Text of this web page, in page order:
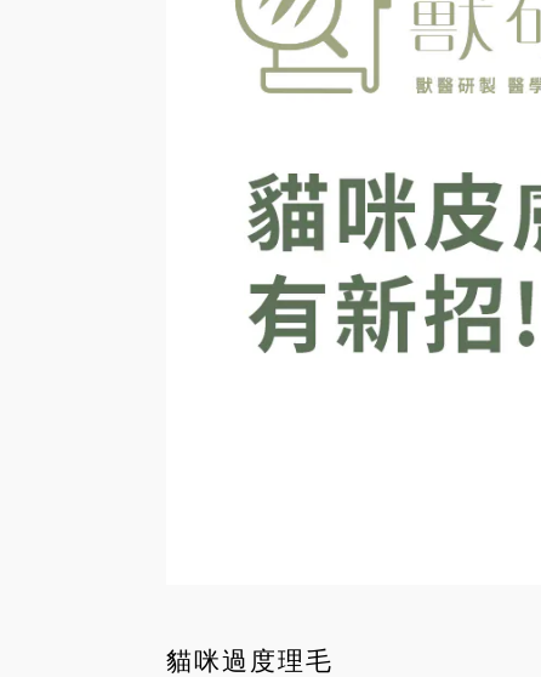
貓咪過度理毛